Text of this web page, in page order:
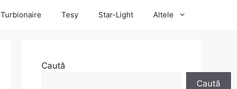
Turbionaire Tesy Star-Light Altele
Caută
Caută